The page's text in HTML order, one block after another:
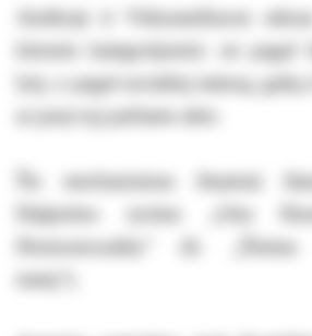
Antikoje ir Viduramžiuose
kitomis kategorijomis: ne pagal
lytį, o pagal socialinį statusą, galią
ar pasyvų) pačiame akte.
Šis mechanizmas išsamiai
Halperino tyrime „One
Homosexuality“ (lt. „Šimtas
metų“).